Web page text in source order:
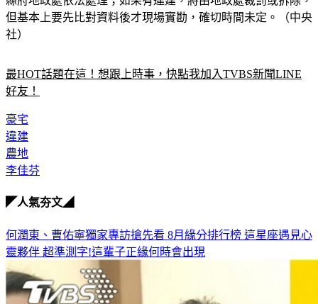
縣府地政處依法處理；如果有違建，將由地政處裁罰或拆除，
但基本上要先比對資料後才現場實勘，確切時間未定。（中央
最HOT話題在這！想跟上時事，快點我加入TVBS新聞LINE
豪宅
違建
農地
何潤東、曹佑寧獨家專訪搶先看8月緣分排行榜 這星座遇見心
靈夥伴
超準測字!這輩子正緣何時會出現